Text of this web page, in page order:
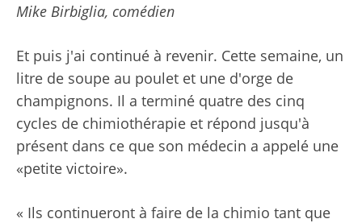
Mike Birbiglia, comédien
Et puis j'ai continué à revenir. Cette semaine, un
litre de soupe au poulet et une d'orge de
champignons. Il a terminé quatre des cinq
cycles de chimiothérapie et répond jusqu'à
présent dans ce que son médecin a appelé une
«petite victoire».
« Ils continueront à faire de la chimio tant que